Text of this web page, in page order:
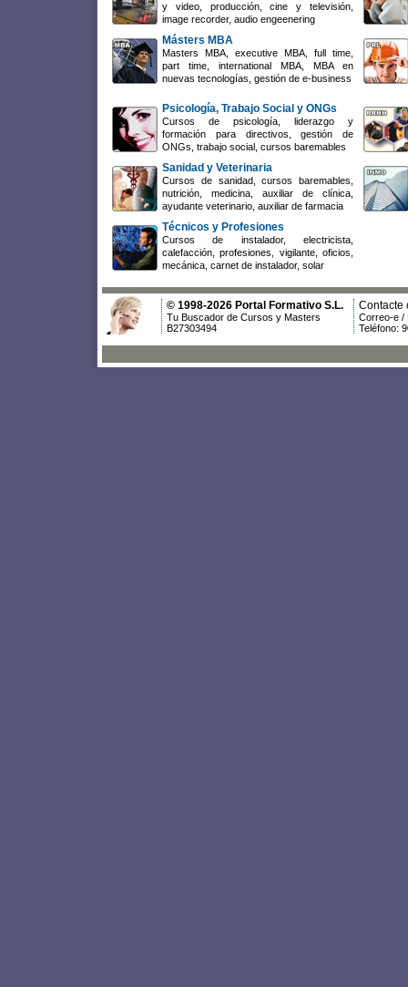
y video, producción, cine y televisión,
image recorder, audio engeenering
Másters MBA
Masters MBA, executive MBA, full time,
part time, international MBA, MBA en
nuevas tecnologías, gestión de e-business
Psicología, Trabajo Social y ONGs
Cursos de psicología, liderazgo y
formación para directivos, gestión de
ONGs, trabajo social, cursos baremables
Sanidad y Veterinaria
Cursos de sanidad, cursos baremables,
nutrición, medicina, auxiliar de clínica,
ayudante veterinario, auxiliar de farmacia
Técnicos y Profesiones
Cursos de instalador, electricista,
calefacción, profesiones, vigilante, oficios,
mecánica, carnet de instalador, solar
© 1998-2026 Portal Formativo S.L.
Tu Buscador de Cursos y Masters
B27303494
Contacte
Correo-e /
Teléfono: